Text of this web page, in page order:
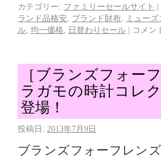
カテゴリー: ファミリーセールサイト |
ランド品格安 ブランド財布 ミューズ
ル 均一価格 日替わりセール | コメン
［ブランズフォー
ラガモの時計コレ
登場！
投稿日: 2013年7月9日
ブランズフォーフレン